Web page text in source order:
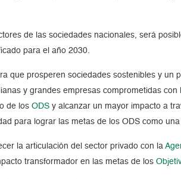
de las sociedades nacionales, será
para el año 2030.
que prosperen sociedades sostenibles y un
y grandes empresas comprometidas con
de losODS y alcanzar un mayor impacto a
para lograr las metas de los ODS como
la articulación del sector privado con la
transformador en las metas de los